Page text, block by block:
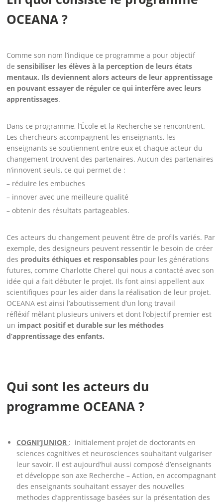
OCEANA ?
Comme son nom l’indique ce programme a pour objectif
desensibiliser les élèves à la perception de leurs états
mentaux. Ils deviennent alors acteurs de leur apprentissage
en pouvant essayer de réguler ce qui interfère avec leurs
apprentissages.
Dans ce programme, l’École et la Recherche se rencontrent.
Les chercheurs accompagnent les enseignants, les
enseignants se soutiennent entre eux et chaque acteur du
changement trouvent des partenaires. Aucun des partenaires
n’innovent seuls, ce qui permet de :
– réduire les embuches
– innover avec une meilleure qualité
– obtenir des résultats partageables.
Ces acteurs du changement peuvent être de profils variés. Par
exemple, des designeurs peuvent ressentir le besoin de créer
des produits éthiques et responsables pour les générations
futures, comme Charlotte Cherel qui nous a contacté avec son
idée qui a fait débuter le projet. Ils font ainsi appellent aux
scientifiques pour les aider dans la réalisation de leur projet.
OCEANA est ainsi l’aboutissement d’un long travail
réfléxif mêlant plusieurs univers et dont l’objectif premier est
un impact positif et durable sur les méthodes
d’apprentissage des enfants.
Qui sont les acteurs du
programme OCEANA ?
COGNI’JUNIOR : initialement projet de doctorants en
sciences cognitives et neurosciences souhaitant vulgariser
leur savoir. Il est aujourd’hui aussi composé d’enseignants
et développe son axe Recherche – Action, en accompagnant
des enseignants souhaitant essayer des nouvelles
methodes d’apprentissage basées sur la présentation des